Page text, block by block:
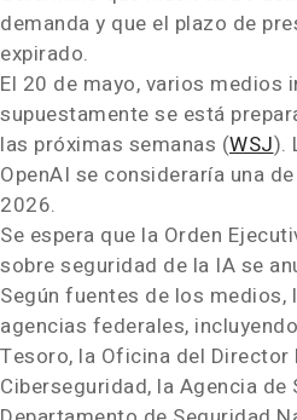
demanda y que el plazo de
expirado.
El 20 de mayo, varios medios
supuestamente se está
las próximas semanas (WSJ).
OpenAI se consideraría una
2026.
Se espera que la Orden
sobre seguridad de la IA se
Según fuentes de los medios,
agencias federales,
Tesoro, la Oficina del Director
Ciberseguridad, la Agencia de